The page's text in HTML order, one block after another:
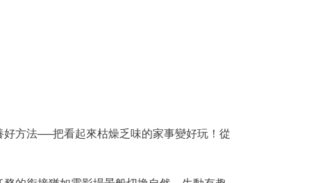
方法──把看起來枯燥乏味的家事變好玩！從